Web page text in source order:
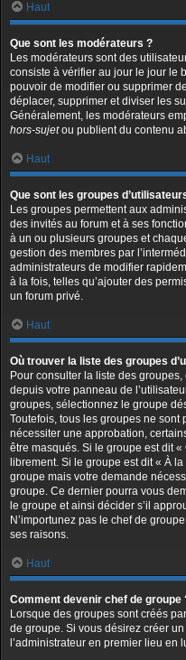
Haut
Que sont les modérateurs ?
Les modérateurs sont des
consiste à vérifier au jour le jour le
pouvoir de modifier ou supprimer
déplacer, supprimer et diviser les
Généralement, les modérateurs
hors-sujetou publient du contenu
Haut
Que sont les groupes
Les groupes permettent aux
des invités au forum et à ses
à un ou plusieurs groupes et
gestion des membres par
administrateurs de modifier
à la fois, telles qu’ajouter des
un forum privé.
Haut
Où trouver la liste des groupes
Pour consulter la liste des
depuis votre panneau de
groupes, sélectionnez le groupe
Toutefois, tous les groupes ne
nécessiter une approbation,
être masqués. Si le groupe est dit
librement. Si le groupe est dit « À
groupe mais votre demande
groupe. Ce dernier pourra vous
le groupe et ainsi décider s’il
N’importunez pas le chef de
ses raisons.
Haut
Comment devenir chef de groupe
Lorsque des groupes sont créés
de groupe. Si vous désirez créer
l’administrateur en premier lieu en